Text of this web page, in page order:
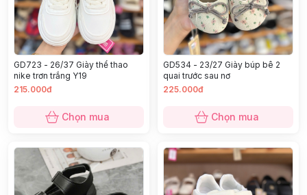
GD723 - 26/37 Giày thể thao
nike trơn trắng Y19
215.000đ
Chọn mua
GD534 - 23/27 Giày búp bê 2
quai trước sau nơ
225.000đ
Chọn mua